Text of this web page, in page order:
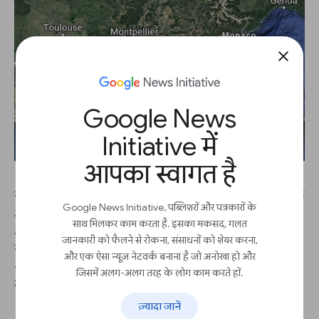
close
Google News
Initiative में
आपका स्वागत है
Google News Initiative, पब्लिशरों और पत्रकारों के
साथ मिलकर काम करता है. इसका मकसद, गलत
जानकारी को फैलने से रोकना, संसाधनों को शेयर करना,
और एक ऐसा न्यूज़ नेटवर्क बनाना है जो अनोखा हो और
जिसमें अलग-अलग तरह के लोग काम करते हों.
ज़्यादा जानें
जब आप प्रकाशित करने के लिए तैयार हों, तो सुनिश्चित करें कि
आप अपने Google स्रोत का सही ढंग से उद्धरण देते हैं। हमारे
अनेक उत्पाद, जैसे Google मानचित्र और Google पृथ्वी,
स्वचालित रूप से Google और डेटा प्रदाता की जानकारी
शामिल करें लेगे। हमने आपके अधिक विस्तृत प्रश्नों के उत्तर देने
के लिए जानकारी साइट भी स्थापित की है।